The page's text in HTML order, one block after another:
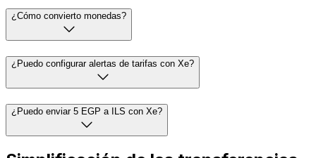
¿Cómo convierto monedas?
¿Puedo configurar alertas de tarifas con Xe?
¿Puedo enviar 5 EGP a ILS con Xe?